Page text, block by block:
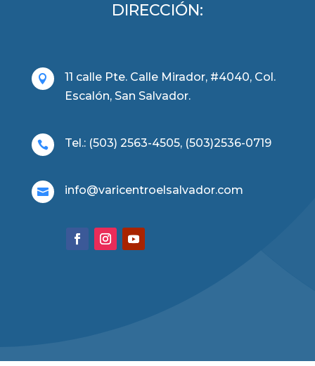
DIRECCIÓN:

11 calle Pte. Calle Mirador, #4040, Col.
Escalón, San Salvador.
 Tel.: (503) 2563-4505, (503)2536-0719
 info@varicentroelsalvador.com